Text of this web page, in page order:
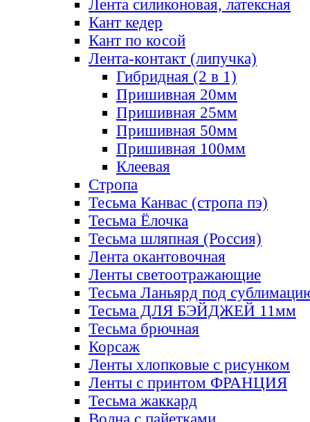
Лента силиконовая, латексная
Кант кедер
Кант по косой
Лента-контакт (липучка)
Гибридная (2 в 1)
Пришивная 20мм
Пришивная 25мм
Пришивная 50мм
Пришивная 100мм
Клеевая
Стропа
Тесьма Канвас (стропа пэ)
Тесьма Ёлочка
Тесьма шляпная (Россия)
Лента окантовочная
Ленты светоотражающие
Тесьма Ланьярд под
Тесьма ДЛЯ БЭЙДЖЕЙ 11мм
Тесьма брючная
Корсаж
Ленты хлопковые с рисунком
Ленты с принтом ФРАНЦИЯ
Тесьма жаккард